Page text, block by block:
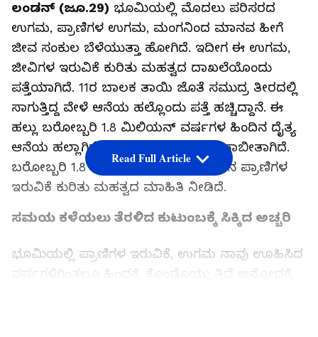
ಲಂಡನ್ (ಜೂ.29) ಭೂಮಿಯಲ್ಲಿ ಮೊದಲು ಪರಿಸರದ
ಉಗಮ, ಪ್ರಾಣಿಗಳ ಉಗಮ, ಮಂಗನಿಂದ ಮಾನವ ಹೀಗೆ
ಜೀವ ಸಂಕುಲ ಬೆಳೆಯುತ್ತಾ ಹೋಗಿದೆ. ಇದೀಗ ಈ ಉಗಮ,
ಜೀವಿಗಳ ಇರುವಿಕೆ ಕುರಿತು ಮಹತ್ವದ ದಾಖಲೆಯೊಂದು
ಪತ್ತೆಯಾಗಿದೆ. 11ರ ಬಾಲಕ ತಾಯಿ ಜೊತೆ ಸಮುದ್ರ ತೀರದಲ್ಲಿ
ಸಾಗುತ್ತಿದ್ದ ವೇಳೆ ಆನೆಯ ಹಲ್ಲೊಂದು ಪತ್ತೆ ಹಚ್ಚಿದ್ದಾನೆ. ಈ
ಹಲ್ಲು ಬರೋಬ್ಬರಿ 1.8 ಮಿಲಿಯನ್ ವರ್ಷಗಳ ಹಿಂದಿನ ದೈತ್ಯ
ಆನೆಯ ಹಲ್ಲಾಗಿದೆ ಅನ್ನೋದು ಪರೀಕ್ಷೆಯಲ್ಲಿ ಸಾಬೀತಾಗಿದೆ.
ಬರೋಬ್ಬರಿ 1.8 ಮಿಲಿಯನ್ ವರ್ಷಗಳ ಹಿಂದಿನ ಪ್ರಾಣಿಗಳ
ಇರುವಿಕೆ ಕುರಿತು ಮಹತ್ವದ ಮಾಹಿತಿ ನೀಡಿದೆ.
ಸಮಯ ಕಳೆಯಲು ತೆರಳಿದ ಕುಟುಂಬಕ್ಕೆ ಸಿಕ್ಕಿದ ಅಚ್ಚರಿ
ಭೂಮಿಯಲ್ಲಿ ಪ್ರಾಣಿಗಳ ಇರುವಿಕೆ, ಉಗಮ ನಾವು ಊಹಿಸಿದ
Read Full Article